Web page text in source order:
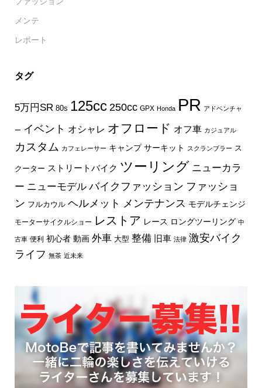
メンテ
レポート
タグ
5万円SR 80s 125cc 250cc GPX Honda PR アドベンチャ
ー イベント オシャレ オフロード オフ車 カジュアル
カスタム カフェレーサー キャンプ サーキット スクランブラー ス
クーター ストリートバイク ツーリング ニューカラ
ー ニューモデル バイクファッション ファッショ
ン フルカウル ヘルメット メンテナンス モデルチェンジ
モーターサイクルショー レストア レース ロングツーリング 中
古車 便利 初心者 動画 外車 大型 整備 旧車 法律 激安バイク
ライフ 無茶 近未来